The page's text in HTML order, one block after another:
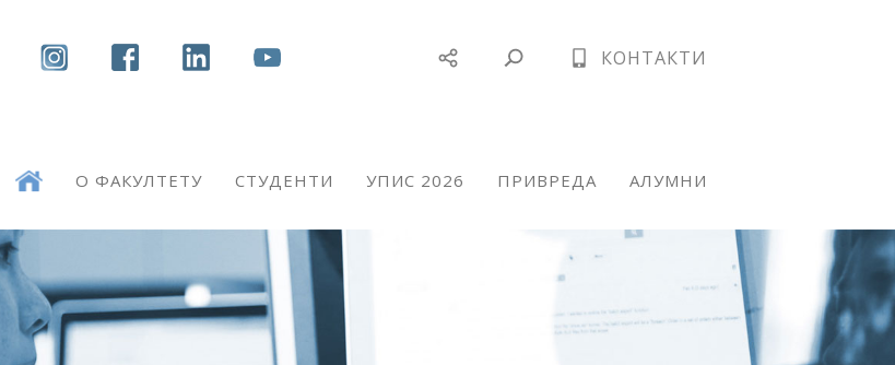
КОНТАКТИ
О ФАКУЛТЕТУ СТУДЕНТИ УПИС 2026 ПРИВРЕДА АЛУМНИ